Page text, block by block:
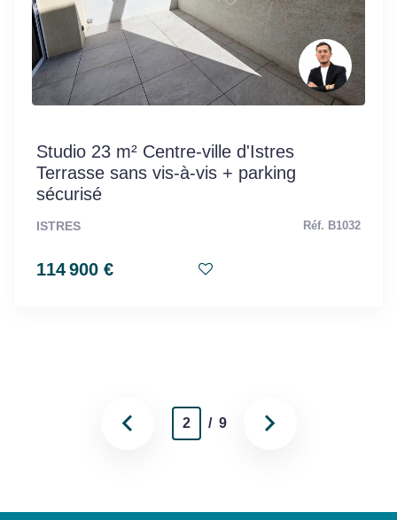
Studio 23 m² Centre-ville d'Istres
Terrasse sans vis-à-vis + parking
sécurisé
ISTRES Réf. B1032
114 900 €
2 / 9